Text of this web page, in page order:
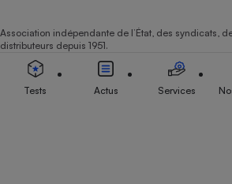
Association indépendante de l’État, des syndicats,
distributeurs depuis 1951.
Tests Actus Services